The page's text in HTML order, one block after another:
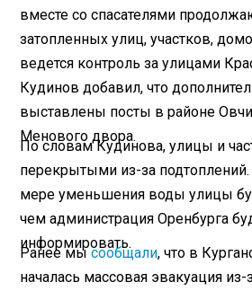
вместе со спасателями
затопленных улиц, участков,
ведется контроль за улицами
Кудинов добавил, что
выставлены посты в районе
Менового двора.
По словам Кудинова, улицы и
перекрытыми из-за
мере уменьшения воды улицы
чем администрация Оренбурга
информировать.
Ранее мысообщали, что в
началась массовая эвакуация